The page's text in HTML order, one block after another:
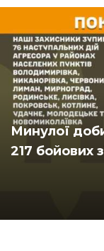
Минулої
217 бойових